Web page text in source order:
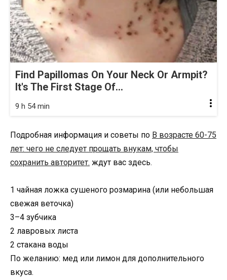
Find Papillomas On Your Neck Or Armpit?
It's The First Stage Of...
9 h 54 min
Подробная информация и советы по В возрасте 60-75
лет: чего не следует прощать внукам, чтобы
сохранить авторитет. ждут вас здесь.
1 чайная ложка сушеного розмарина (или небольшая
свежая веточка)
3–4 зубчика
2 лавровых листа
2 стакана воды
По желанию: мед или лимон для дополнительного
вкуса.